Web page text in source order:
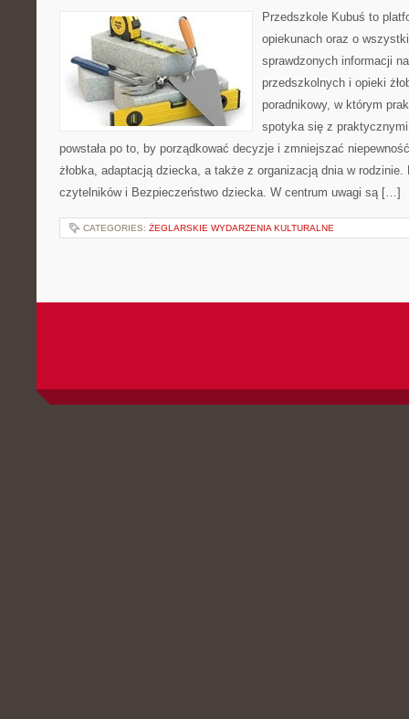
Przedszkole Kubuś to
opiekunach oraz o
sprawdzonych informacji
przedszkolnych i opieki
poradnikowy, w którym
spotyka się z
powstała po to, by porządkować decyzje i zmniejszać
żłobka, adaptacją dziecka, a także z organizacją dnia w
czytelników i Bezpieczeństwo dziecka. W centrum uwagi są […]
CATEGORIES: ŻEGLARSKIE WYDARZENIA KULTURALNE